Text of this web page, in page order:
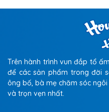
Trên hành trình vun đắp tổ
để các sản phẩm trong đời
ông bố, bà mẹ chăm sóc
và trọn vẹn nhất.